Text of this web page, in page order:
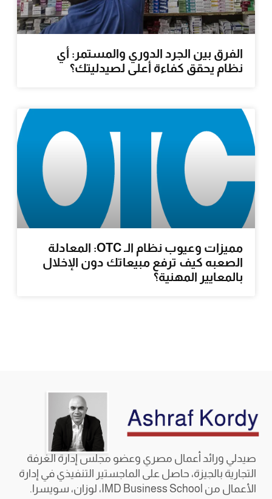
الفرق بين الجرد الدوري والمستمر: أي
نظام يحقق كفاءة أعلى لصيدليتك؟
مميزات وعيوب نظام الـ OTC: المعادلة
الصعبه كيف ترفع مبيعاتك دون الإخلال
بالمعايير المهنية؟
صيدلي ورائد أعمال مصري وعضو مجلس إدارة الغرفة
التجارية بالجيزة، حاصل على الماجستير التنفيذي في إدارة
الأعمال من IMD Business School، لوزان، سويسرا.